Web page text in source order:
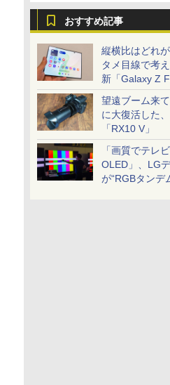
おすすめ記事
縦横比はどれ
タメ目線で考
新「Galaxy Z
望遠ブーム来
に大復活した
「RX10 V」
「画質でテレ
OLED」、LG
が“RGBタンデ